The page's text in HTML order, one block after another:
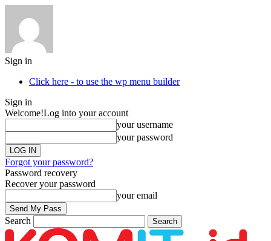
Sign in
Click here - to use the wp menu builder
Sign in
Welcome!Log into your account
your username
your password
Forgot your password?
Password recovery
Recover your password
your email
Search